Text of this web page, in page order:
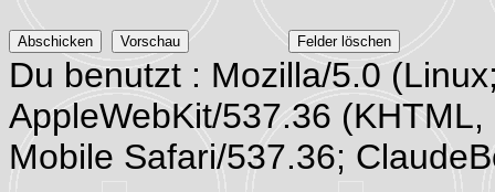
Du benutzt : Mozilla/5.0
AppleWebKit/537.36
Mobile Safari/537.36;